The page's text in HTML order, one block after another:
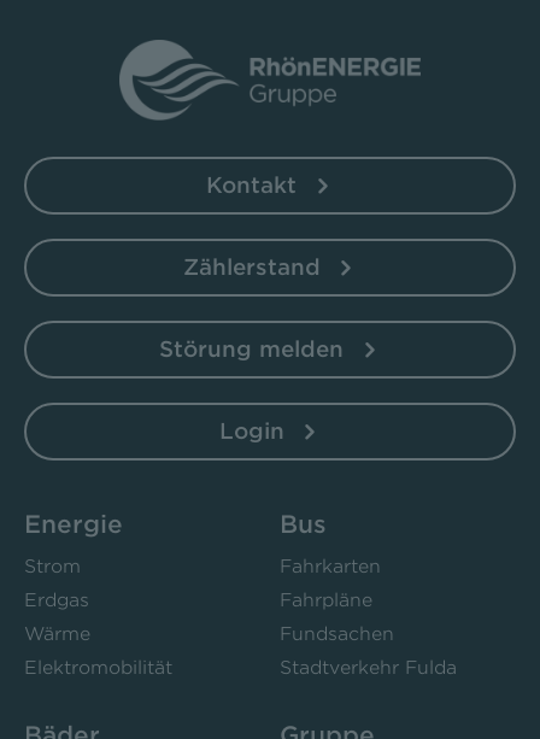
Kontakt
Zählerstand
Störung melden
Login
Energie
Strom
Erdgas
Wärme
Elektromobilität
Bus
Fahrkarten
Fahrpläne
Fundsachen
Stadtverkehr Fulda